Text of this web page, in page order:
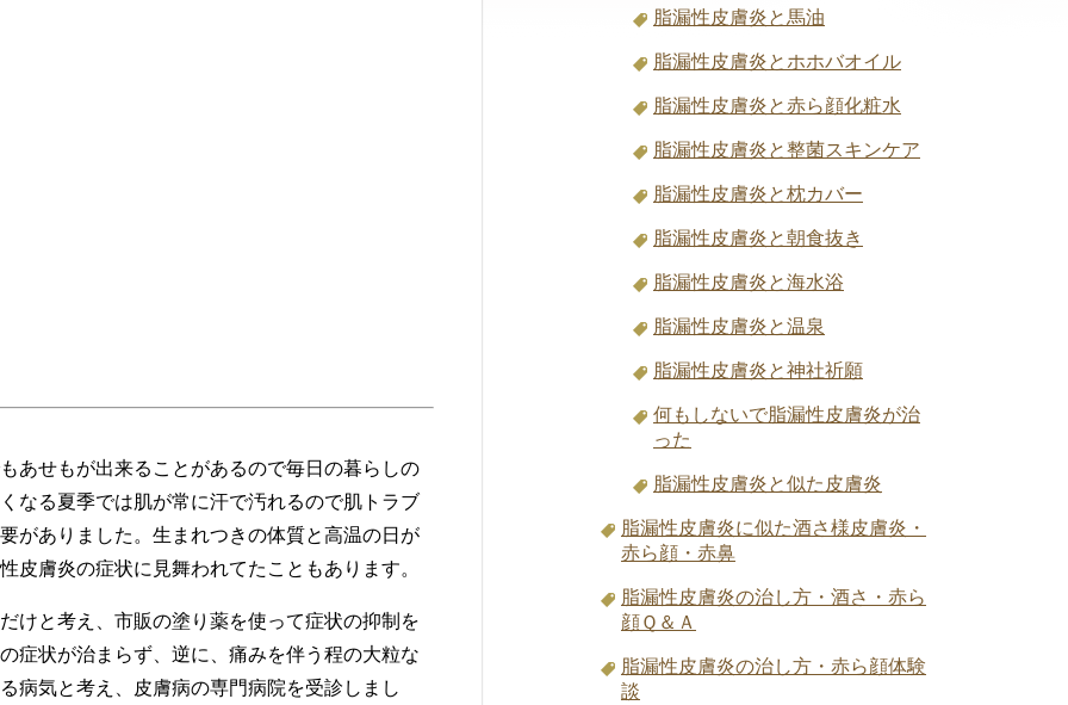
あせもが出来ることがあるので毎日の暮らしの
なる夏季では肌が常に汗で汚れるので肌トラブ
がありました。生まれつきの体質と高温の日が
皮膚炎の症状に見舞われてたこともあります。
けと考え、市販の塗り薬を使って症状の抑制を
症状が治まらず、逆に、痛みを伴う程の大粒な
病気と考え、皮膚病の専門病院を受診しまし
脂漏性皮膚炎と馬油
脂漏性皮膚炎とホホバオイル
脂漏性皮膚炎と赤ら顔化粧水
脂漏性皮膚炎と整菌スキンケア
脂漏性皮膚炎と枕カバー
脂漏性皮膚炎と朝食抜き
脂漏性皮膚炎と海水浴
脂漏性皮膚炎と温泉
脂漏性皮膚炎と神社祈願
何もしないで脂漏性皮膚炎が治
った
脂漏性皮膚炎と似た皮膚炎
脂漏性皮膚炎に似た酒さ様皮膚炎・
赤ら顔・赤鼻
脂漏性皮膚炎の治し方・酒さ・赤ら
顔Ｑ＆Ａ
脂漏性皮膚炎の治し方・赤ら顔体験
談